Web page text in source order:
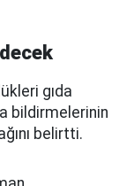
gıda
bildirmelerinin
belirtti.